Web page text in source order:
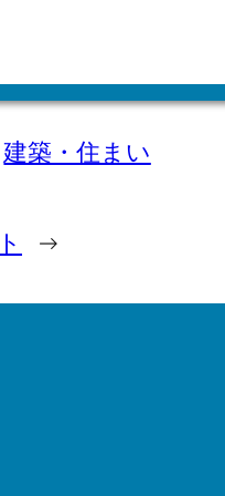
建築・住まい
→